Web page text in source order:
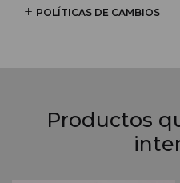
POLÍTICAS DE CAMBIOS
Productos